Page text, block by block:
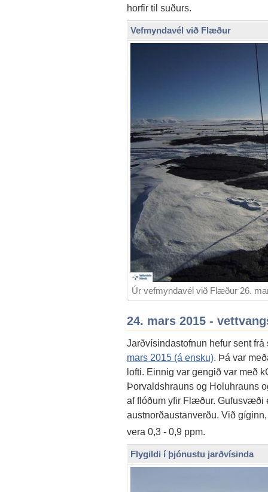
horfir til suðurs.
Vefmyndavél við Flæður
Úr vefmyndavél við Flæður 26.
24. mars 2015 -
Jarðvísindastofnun hefur sent
mars 2015 (á ensku). Þá var
lofti. Einnig var gengið var með
Þorvaldshrauns og Holuhrauns
af flóðum yfir Flæður. Gufusvæði
austnorðaustanverðu. Við
vera 0,3 - 0,9 ppm.
Flygildi í þjónustu jarðvísinda